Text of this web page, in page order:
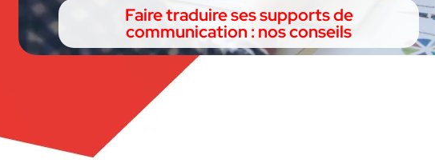
Faire traduire ses supports de
communication : nos conseils